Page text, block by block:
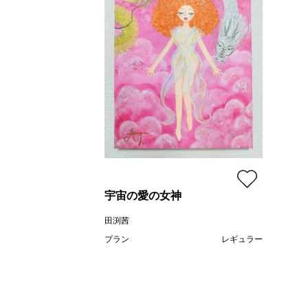
宇宙の愛の女神
田渕茜
プラン
レギュラー